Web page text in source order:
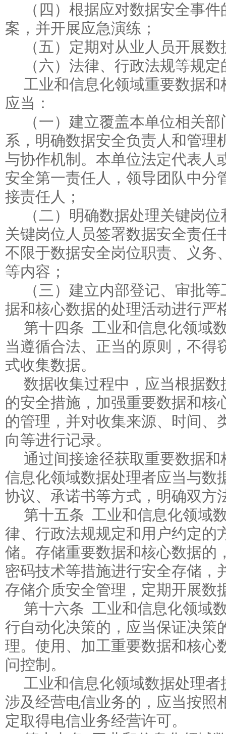
（四）根据应对数据安全事
案，并开展应急演练；
（五）定期对从业人员开展
（六）法律、行政法规等规
工业和信息化领域重要数据
应当：
（一）建立覆盖本单位相关
系，明确数据安全负责人和管理
与协作机制。本单位法定代表人
安全第一责任人，领导团队中分
接责任人；
（二）明确数据处理关键岗
关键岗位人员签署数据安全责任
不限于数据安全岗位职责、义务
等内容；
（三）建立内部登记、审批
据和核心数据的处理活动进行严
第十四条 工业和信息化领域
当遵循合法、正当的原则，不得
式收集数据。
数据收集过程中，应当根据
的安全措施，加强重要数据和核
的管理，并对收集来源、时间、
向等进行记录。
通过间接途径获取重要数据
信息化领域数据处理者应当与数
协议、承诺书等方式，明确双方
第十五条 工业和信息化领域
律、行政法规规定和用户约定的
储。存储重要数据和核心数据的
密码技术等措施进行安全存储，
存储介质安全管理，定期开展数
第十六条 工业和信息化领域
行自动化决策的，应当保证决策
理。使用、加工重要数据和核心
问控制。
工业和信息化领域数据处理
涉及经营电信业务的，应当按照
定取得电信业务经营许可。